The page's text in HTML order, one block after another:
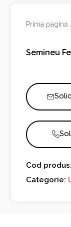
Prima pagină
Semineu
Cod
Categorie: